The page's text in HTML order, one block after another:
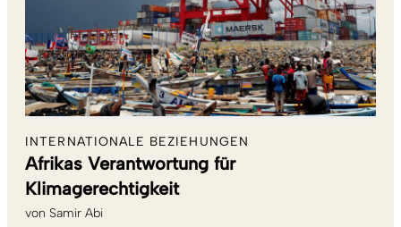
INTERNATIONALE BEZIEHUNGEN
Afrikas Verantwortung für
Klimagerechtigkeit
von Samir Abi